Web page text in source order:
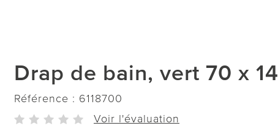
Drap de bain, vert 70 x
Référence : 6118700
Voir l'évaluation